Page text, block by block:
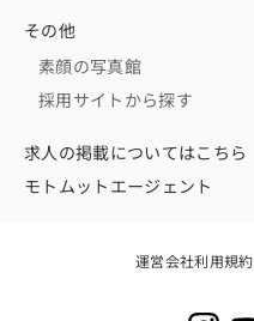
その他
素顔の写真館
採用サイトから探す
求人の掲載についてはこちら
モトムットエージェント
運営会社利用規約